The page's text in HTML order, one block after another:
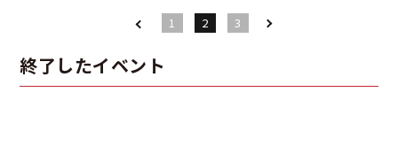
1 2 3
終了したイベント